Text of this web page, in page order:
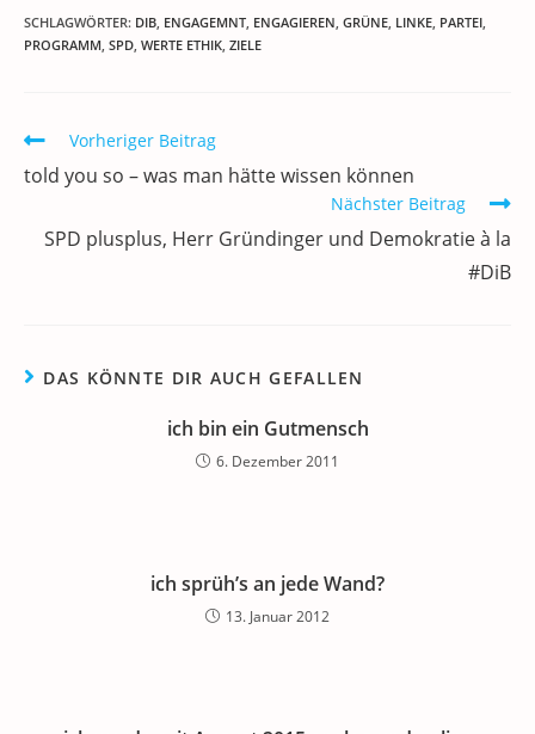
c
e
o
o
k
itt
er
ai
l
k
e
n
at
s
p
e re le
SCHLAGWÖRTER: DIB, ENGAGEMNT, ENGAGIEREN, GRÜNE, LINKE, PARTEI,
PROGRAMM, SPD, WERTE ETHIK, ZIELE
Weitere
Artikel
ansehen
Vorheriger Beitrag
told you so – was man hätte wissen können
Nächster Beitrag
SPD plusplus, Herr Gründinger und Demokratie à la
#DiB
DAS KÖNNTE DIR AUCH GEFALLEN
ich bin ein Gutmensch
6. Dezember 2011
ich sprüh’s an jede Wand?
13. Januar 2012